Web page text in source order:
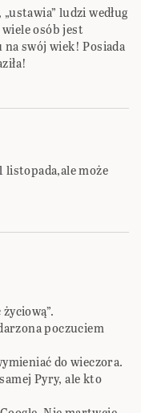
ludzi według
osób jest
na swój wiek! Posiada
listopada,ale może
poczuciem
do wieczora.
Pyry, ale kto